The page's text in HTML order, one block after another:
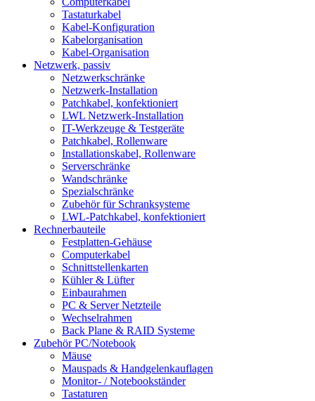
Tastaturkabel
Kabel-Konfiguration
Kabelorganisation
Kabel-Organisation
Netzwerk, passiv
Netzwerkschränke
Netzwerk-Installation
Patchkabel, konfektioniert
LWL Netzwerk-Installation
IT-Werkzeuge & Testgeräte
Patchkabel, Rollenware
Installationskabel, Rollenware
Serverschränke
Wandschränke
Spezialschränke
Zubehör für Schranksysteme
LWL-Patchkabel, konfektioniert
Rechnerbauteile
Festplatten-Gehäuse
Computerkabel
Schnittstellenkarten
Kühler & Lüfter
Einbaurahmen
PC & Server Netzteile
Wechselrahmen
Back Plane & RAID Systeme
Zubehör PC/Notebook
Mäuse
Mauspads & Handgelenkauflagen
Monitor- / Notebookständer
Tastaturen